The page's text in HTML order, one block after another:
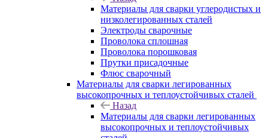
Материалы для сварки углеродистых и
низколегированных сталей
Электроды сварочные
Проволока сплошная
Проволока порошковая
Прутки присадочные
Флюс сварочный
Материалы для сварки легированных
высокопрочных и теплоустойчивых сталей
Назад
Материалы для сварки легированных
высокопрочных и теплоустойчивых